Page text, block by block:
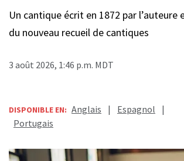
Un cantique écrit en 1872 par
du nouveau recueil de cantiques
3 août 2026, 1:46 p.m. MDT
DISPONIBLE EN: Anglais | Espagnol
|
Portugais